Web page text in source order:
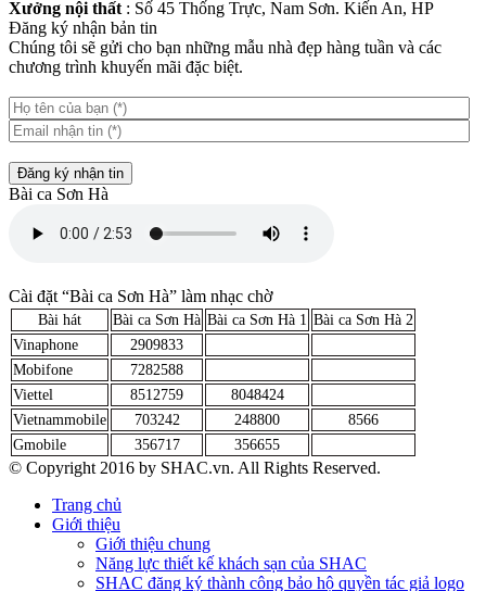
Xưởng nội thất : Số 45 Thống Trực, Nam Sơn. Kiến An, HP
Đăng ký nhận bản tin
Chúng tôi sẽ gửi cho bạn những mẫu nhà đẹp hàng tuần và các
chương trình khuyến mãi đặc biệt.
Đăng ký nhận tin
Bài ca Sơn Hà
Cài đặt “Bài ca Sơn Hà” làm nhạc chờ
Bài hát Bài ca Sơn Hà Bài ca Sơn Hà 1 Bài ca Sơn Hà 2
Vinaphone
2909833
Mobifone
7282588
Viettel
8512759
8048424
Vietnammobile
703242 248800
8566
Gmobile
356717 356655
© Copyright 2016 by SHAC.vn. All Rights Reserved.
Trang chủ
Giới thiệu
Giới thiệu chung
Năng lực thiết kế khách sạn của SHAC
SHAC đăng ký thành công bảo hộ quyền tác giả logo